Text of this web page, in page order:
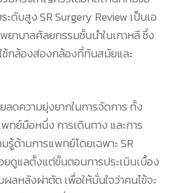
ดับสูง SR Surgery Review เป็นเอ
ยาบาลศัลยกรรมชั้นนำในเกาหลี ซึ่ง
ช้กล้องส่องกล้องที่ทันสมัยและ
ลดความยุ่งยากในการจัดการ ทั้ง
ทย์มือหนึ่ง การเดินทาง และการ
รู้ด้านการแพทย์โดยเฉพาะ SR
ยดูแลตั้งแต่ขั้นตอนการประเมินเบื้อง
ลหลังผ่าตัด เพื่อให้มั่นใจว่าคนไข้จะ